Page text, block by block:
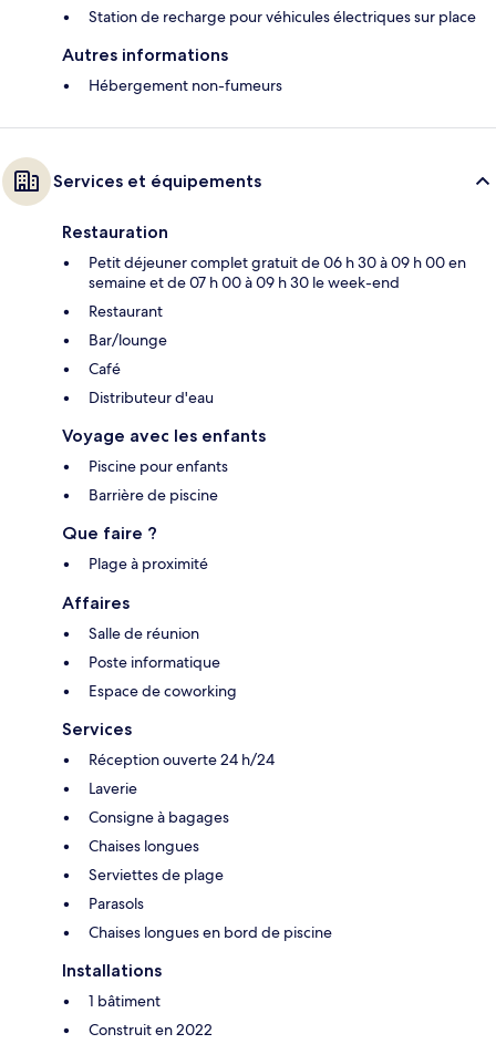
Station de recharge pour véhicules électriques sur place
Autres informations
Hébergement non-fumeurs
Services et équipements
Restauration
Petit déjeuner complet gratuit de 06 h 30 à 09 h 00 en
semaine et de 07 h 00 à 09 h 30 le week-end
Restaurant
Bar/lounge
Café
Distributeur d'eau
Voyage avec les enfants
Piscine pour enfants
Barrière de piscine
Que faire ?
Plage à proximité
Affaires
Salle de réunion
Poste informatique
Espace de coworking
Services
Réception ouverte 24 h/24
Laverie
Consigne à bagages
Chaises longues
Serviettes de plage
Parasols
Chaises longues en bord de piscine
Installations
1 bâtiment
Construit en 2022